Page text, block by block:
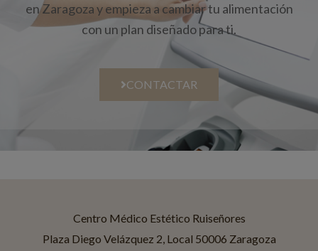
en Zaragoza y empieza a cambiar tu alimentación
con un plan diseñado para ti.
CONTACTAR
Centro Médico Estético Ruiseñores
Plaza Diego Velázquez 2, Local 50006 Zaragoza